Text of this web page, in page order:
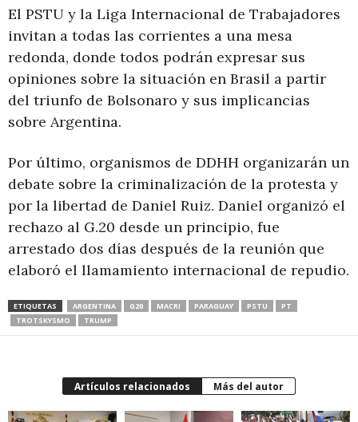
El PSTU y la Liga Internacional de Trabajadores
invitan a todas las corrientes a una mesa
redonda, donde todos podrán expresar sus
opiniones sobre la situación en Brasil a partir
del triunfo de Bolsonaro y sus implicancias
sobre Argentina.
Por último, organismos de DDHH organizarán un
debate sobre la criminalización de la protesta y
por la libertad de Daniel Ruiz. Daniel organizó el
rechazo al G.20 desde un principio, fue
arrestado dos días después de la reunión que
elaboró el llamamiento internacional de repudio.
ETIQUETAS ARGENTINA G20 MACRI PARAGUAY PSTU
PT
TROTSKYSMO
TRUMP
Artículos relacionados Más del autor